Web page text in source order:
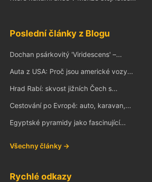
Poslední články z Blogu
Dochan psárkovitý 'Viridescens' –...
Auta z USA: Proč jsou americké vozy...
Hrad Rabí: skvost jižních Čech s...
Cestování po Evropě: auto, karavan,...
Egyptské pyramidy jako fascinující...
Všechny články →
Rychlé odkazy